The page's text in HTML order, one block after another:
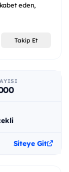
eden,
Takip Et
Siteye Git